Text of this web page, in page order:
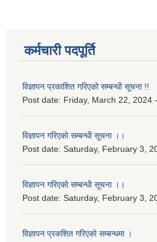
कर्मचारी पदपूर्ति
विज्ञापन प्रकाशित गरिएको सम्बन्धी सूचना !!
Post date: Friday, March 22, 2024
विज्ञापन गरिएको सम्बन्धी सूचना ।।
Post date: Saturday, February 3,
विज्ञापन गरिएको सम्बन्धी सूचना ।।
Post date: Saturday, February 3,
विज्ञापन प्रकशित गरिएको सम्बन्धमा ।